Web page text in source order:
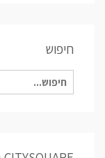
חיפוש
חיפוש
עבור: